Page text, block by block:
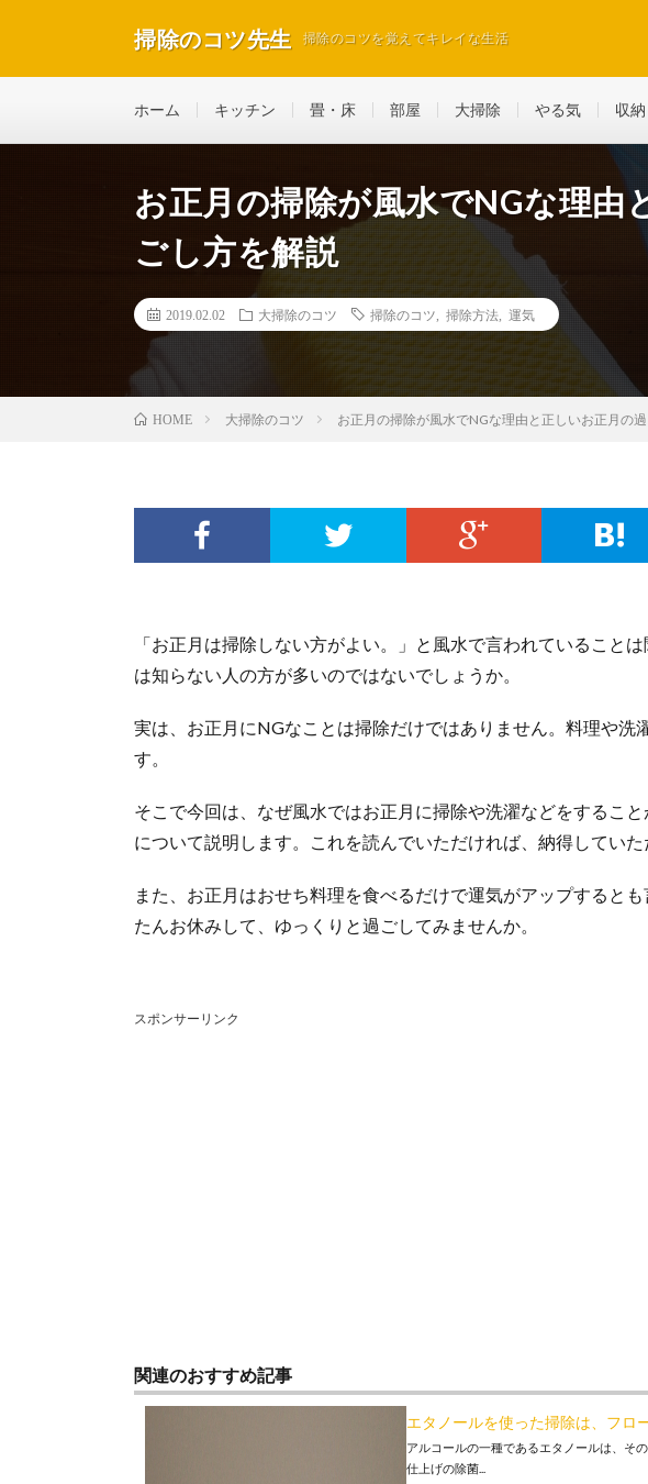
掃除のコツ先生 掃除のコツを覚えてキレイな生活
ホーム キッチン 畳・床 部屋 大掃除 やる気 収納
お正月の掃除が風水でNGな理由
ごし方を解説
2019.02.02 大掃除のコツ 掃除のコツ 掃除方法 運気
HOME 大掃除のコツ お正月の掃除が風水でNGな理由と正しいお正月の
「お正月は掃除しない方がよい。」と風水で言われていること
は知らない人の方が多いのではないでしょうか。
実は、お正月にNGなことは掃除だけではありません。料理や洗
す。
そこで今回は、なぜ風水ではお正月に掃除や洗濯などをするこ
について説明します。これを読んでいただければ、納得していた
また、お正月はおせち料理を食べるだけで運気がアップすると
たんお休みして、ゆっくりと過ごしてみませんか。
スポンサーリンク
関連のおすすめ記事
エタノールを使った掃除は、フロ
アルコールの一種であるエタノールは、そ
仕上げの除菌...